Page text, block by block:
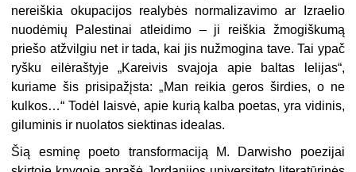
nereiškia okupacijos realybės normalizavimo ar Izraelio
nuodėmių Palestinai atleidimo – ji reiškia žmogiškumą
priešo atžvilgiu net ir tada, kai jis nužmogina tave. Tai ypač
ryšku eilėraštyje „Kareivis svajoja apie baltas lelijas“,
kuriame šis prisipažįsta: „Man reikia geros širdies, o ne
kulkos…“ Todėl laisvė, apie kurią kalba poetas, yra vidinis,
giluminis ir nuolatos siektinas idealas.
Šią esminę poeto transformaciją M. Darwisho poezijai